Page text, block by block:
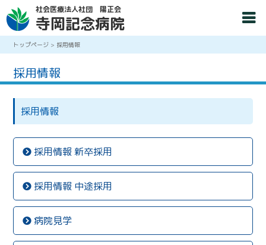
社会医療法人社団 陽正会
寺岡記念病院
トップページ > 採用情報
採用情報
採用情報
採用情報 新卒採用
採用情報 中途採用
病院見学